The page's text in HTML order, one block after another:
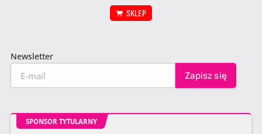
SKLEP
Newsletter
SPONSOR TYTULARNY